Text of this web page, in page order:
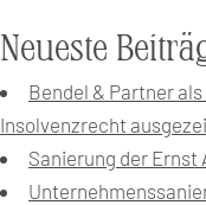
Neueste
Bendel & Partner
Insolvenzrecht
Sanierung der Ernst